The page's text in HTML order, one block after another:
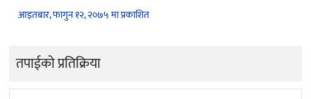
आइतबार, फागुन १२, २०७५ मा प्रकाशित
तपाईको प्रतिक्रिया